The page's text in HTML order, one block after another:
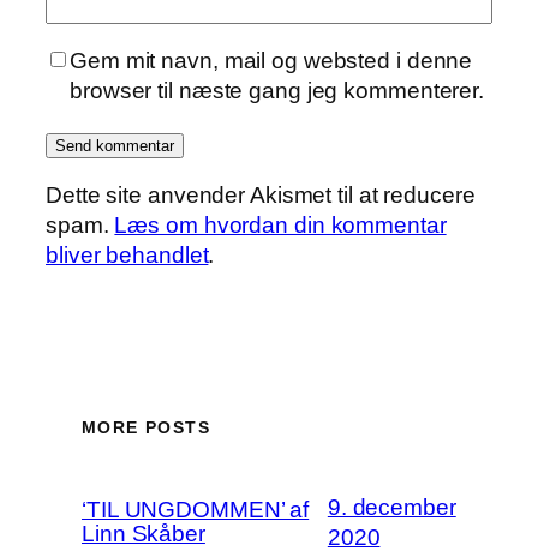
Gem mit navn, mail og websted i denne
browser til næste gang jeg kommenterer.
Dette site anvender Akismet til at reducere
spam. Læs om hvordan din kommentar
bliver behandlet.
MORE POSTS
‘TIL UNGDOMMEN’ af
Linn Skåber
9. december
2020